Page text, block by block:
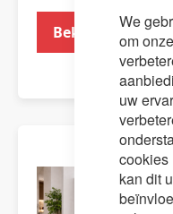
We
om
uw
cookies
kan dit
Bekijk product
AANBIEDING